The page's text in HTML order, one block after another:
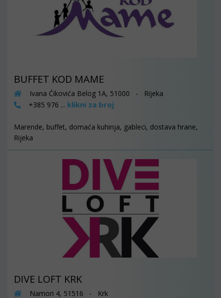
BUFFET KOD MAME
Ivana Ćikovića Belog 1A, 51000 - Rijeka
+385 976 ... klikni za broj
Marende, buffet, domaća kuhinja, gableci, dostava hrane,
Rijeka
DIVE LOFT KRK
Namori 4, 51516 - Krk